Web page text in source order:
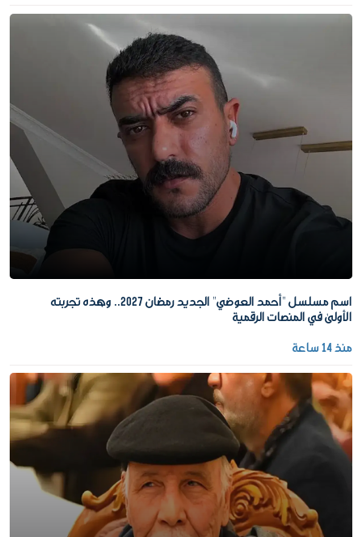
اسم مسلسل "أحمد العوضي" الجديد رمضان 2027.. وهذه تجربته
الأولى في المنصات الرقمية
منذ 14 ساعة